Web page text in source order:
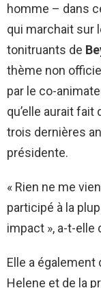
homme – dans
qui marchait sur
tonitruants de
thème non
par le co-
qu’elle aurait
trois dernières
présidente.
« Rien ne me
participé à la
impact », a-t-elle
Elle a également
Helene et de la